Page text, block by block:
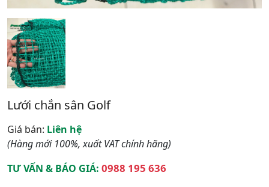
Lưới chắn sân Golf
Giá bán: Liên hệ
(Hàng mới 100%, xuất VAT chính hãng)
TƯ VẤN & BÁO GIÁ: 0988 195 636